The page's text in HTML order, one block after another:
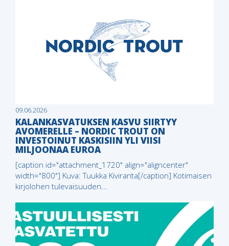
09.06.2026
KALANKASVATUKSEN KASVU SIIRTYY
AVOMERELLE – NORDIC TROUT ON
INVESTOINUT KASKISIIN YLI VIISI
MILJOONAA EUROA
[caption id="attachment_1720" align="aligncenter"
width="800"] Kuva: Tuukka Kiviranta[/caption] Kotimaisen
kirjolohen tulevaisuuden...